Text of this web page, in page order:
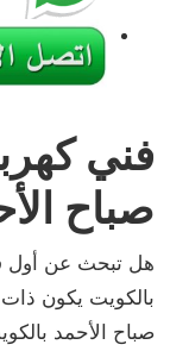
فني
صباح
هل تبحث عن أول
بالكويت يكون ذات
صباح الأحمد